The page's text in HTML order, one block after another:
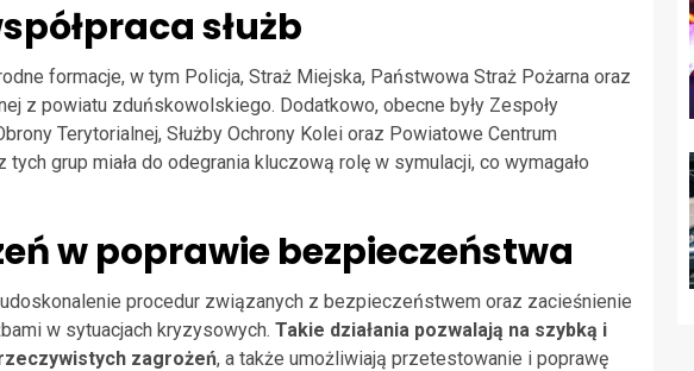
służb
formacje, w tym Policja, Straż Miejska, Państwowa Straż Pożarna oraz
z powiatu zduńskowolskiego. Dodatkowo, obecne były Zespoły
Terytorialnej, Służby Ochrony Kolei oraz Powiatowe Centrum
grup miała do odegrania kluczową rolę w symulacji, co wymagało
w poprawie bezpieczeństwa
procedur związanych z bezpieczeństwem oraz zacieśnienie
w sytuacjach kryzysowych. Takie działania pozwalają na szybką i
zagrożeń, a także umożliwiają przetestowanie i poprawę